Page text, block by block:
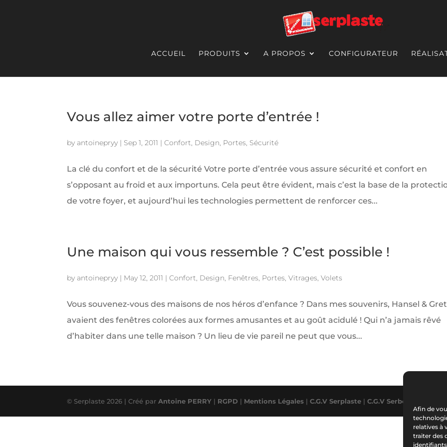
Afin de
relatives à
traiter des
ACCUEIL PRODUITS A PROPOS CONFIGURATEUR
Vous allez aimer votre porte d’entrée !
by antoinepryy | Sep 1, 2011 |Confort, Design, Portes, Sécurité
La clé du confort et de la sécurité Votre porte d’entrée vous assure sécurité et confort en
s’opposant au froid et aux importuns. Cela peut être évident, mais c’est la base de la
de votre foyer, et aujourd’hui les technologies permettent de renforcer ces...
Une maison qui vous ressemble ? C’est possible !
by antoinepryy | May 12, 2011 |Confort, Design, Fenêtres, Portes,Vitrages,Volets
Vous souvenez-vous des maisons de nos héros d’enfance ? Dans mes souvenirs, Hansel &
avaient des fenêtres colorées aux formes amusantes et au goût acidulé ! Qui n’a jamais rêvé
d’habiter dans une telle maison ? Un lieu de vie pareil ne peut que vous...
© Serplaste 2026 | Créé parAntoine PERRY | RGPD | Mentions Légales |C.G.V Serplaste |C.G.V Serbois